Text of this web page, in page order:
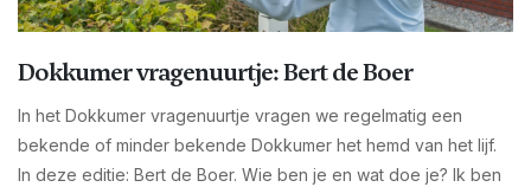
Dokkumer vragenuurtje: Bert de Boer
In het Dokkumer vragenuurtje vragen we regelmatig een
bekende of minder bekende Dokkumer het hemd van het lijf.
In deze editie: Bert de Boer. Wie ben je en wat doe je? Ik ben